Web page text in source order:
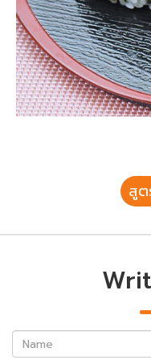
สูต
Name